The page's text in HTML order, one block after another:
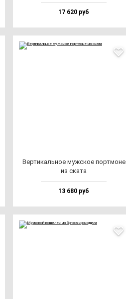
17 620 руб
Вер­ти­каль­ное муж­ское пор­тмо­не
из ска­та
13 680 руб